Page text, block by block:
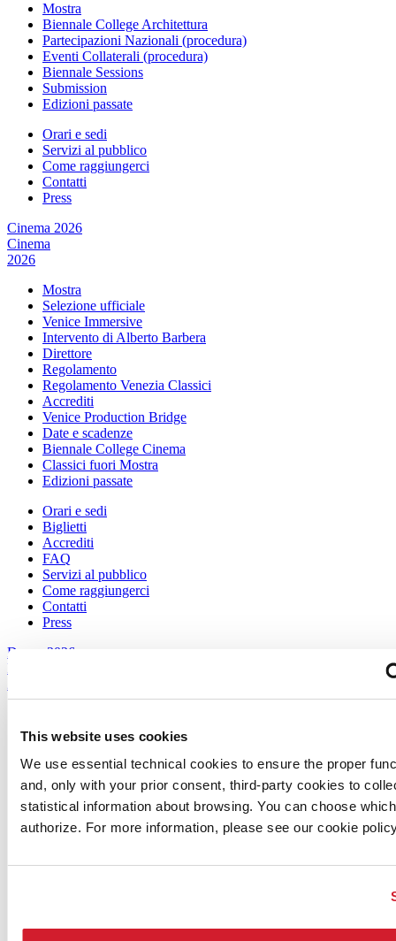
This website uses cookies
We use essential technical cookies to ensure the proper
and, only with your prior consent, third-party cookies to
statistical information about browsing. You can choose
authorize. For more information, please see our cookie
Mostra
Biennale College Architettura
Partecipazioni Nazionali (procedura)
Eventi Collaterali (procedura)
Biennale Sessions
Submission
Edizioni passate
Orari e sedi
Servizi al pubblico
Come raggiungerci
Contatti
Press
Cinema 2026
Cinema
2026
Mostra
Selezione ufficiale
Venice Immersive
Intervento di Alberto Barbera
Direttore
Regolamento
Regolamento Venezia Classici
Accrediti
Venice Production Bridge
Date e scadenze
Biennale College Cinema
Classici fuori Mostra
Edizioni passate
Orari e sedi
Biglietti
Accrediti
FAQ
Servizi al pubblico
Come raggiungerci
Contatti
Press
Danza 2026
Danza
Programma
Spettacoli
Incontri - Film - Libri - Workshop
Direttore
Intervento di Pietrangelo Buttafuoco
Intervento di Wayne McGregor
Biennale College Danza